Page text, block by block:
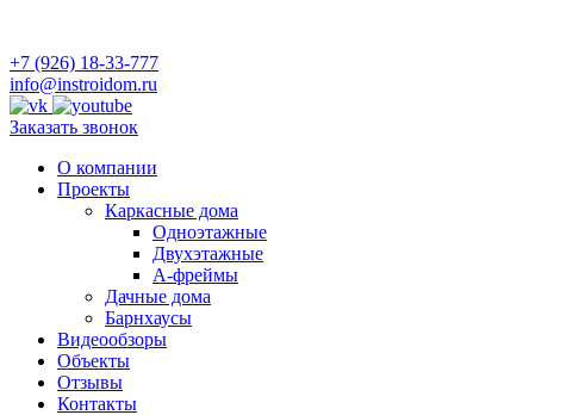
+7 (926) 18-33-777
info@instroidom.ru
Заказать звонок
О компании
Проекты
Каркасные дома
Одноэтажные
Двухэтажные
А-фреймы
Дачные дома
Барнхаусы
Видеообзоры
Объекты
Отзывы
Контакты